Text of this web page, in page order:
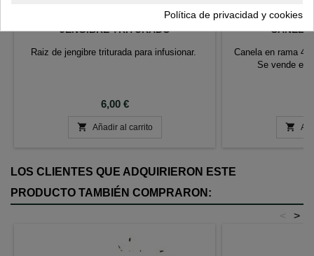
JENGIBRE TRITURADO
Raiz de jengibre triturada para infusionar.
Precio
6,00 €
 Añadir al carrito
CANELA
Canela en rama 4/
Se vende en

LOS CLIENTES QUE ADQUIRIERON ESTE
PRODUCTO TAMBIÉN COMPRARON:
>
<
Política de privacidad y cookies